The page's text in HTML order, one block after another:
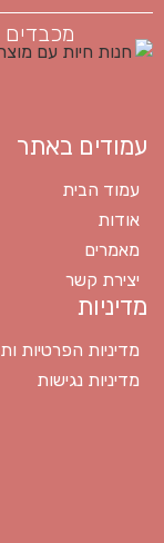
מכבדים
עמודים באתר
עמוד הבית
אודות
מאמרים
יצירת קשר
מדיניות
מדיניות הפרטיות
מדיניות נגישות